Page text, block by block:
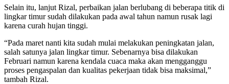
Selain itu, lanjut Rizal, perbaikan jalan berlubang di beberapa titik di
lingkar timur sudah dilakukan pada awal tahun namun rusak lagi
karena curah hujan tinggi.
“Pada maret nanti kita sudah mulai melakukan peningkatan jalan,
salah satunya jalan lingkar timur. Sebenarnya bisa dilakukan
Februari namun karena kendala cuaca maka akan mengganggu
proses pengaspalan dan kualitas pekerjaan tidak bisa maksimal,”
tambah Rizal.